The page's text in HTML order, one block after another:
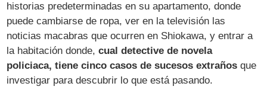
historias predeterminadas en su apartamento, donde
puede cambiarse de ropa, ver en la televisión las
noticias macabras que ocurren en Shiokawa, y entrar a
la habitación donde,cual detective de novela
policiaca, tiene cinco casos de sucesos extraños que
investigar para descubrir lo que está pasando.